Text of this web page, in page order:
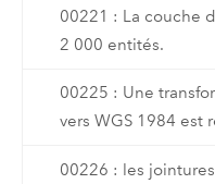
00221 : La couche
2 000 entités.
00225 : Une
vers WGS 1984 est
00226 : les